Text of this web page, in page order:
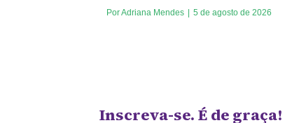
PorAdriana Mendes 5 de agosto de 2026
Inscreva-se. É de graça!